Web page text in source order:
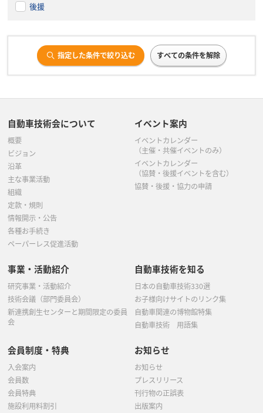
後援
指定した条件で絞り込む すべての条件を解除
自動車技術会について
概要
ビジョン
沿革
主な事業活動
組織
定款・規則
情報開示・公告
各種お手続き
ペーパーレス促進活動
イベント案内
イベントカレンダー
（主催・共催イベントのみ）
イベントカレンダー
（協賛・後援イベントを含む）
協賛・後援・協力の申請
事業・活動紹介
研究事業・活動紹介
技術会議（部門委員会）
新連携創生センターと期間限定の委員
会
自動車技術を知る
日本の自動車技術330選
お子様向けサイトのリンク集
自動車関連の博物館特集
自動車技術 用語集
会員制度・特典
入会案内
会員数
会員特典
施設利用料割引
お知らせ
お知らせ
プレスリリース
刊行物の正誤表
出版案内